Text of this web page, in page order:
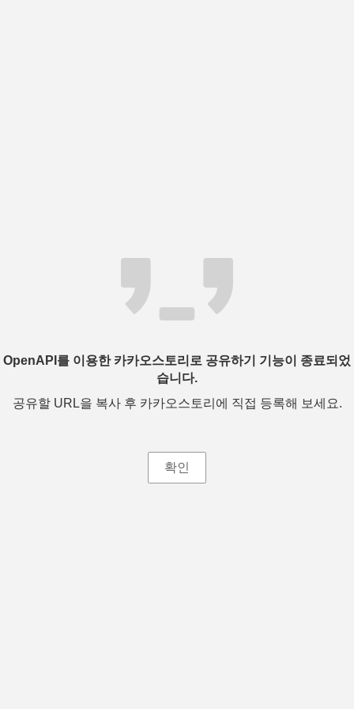
OpenAPI를 이용한 카카오스토리로 공유하기 기능이 종료되었
습니다.
공유할 URL을 복사 후 카카오스토리에 직접 등록해 보세요.
확인